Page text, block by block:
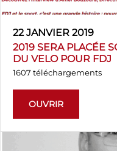
22 JANVIER 2019
2019 SERA PLACÉE
DU VELO POUR FDJ
1607 téléchargements
OUVRIR